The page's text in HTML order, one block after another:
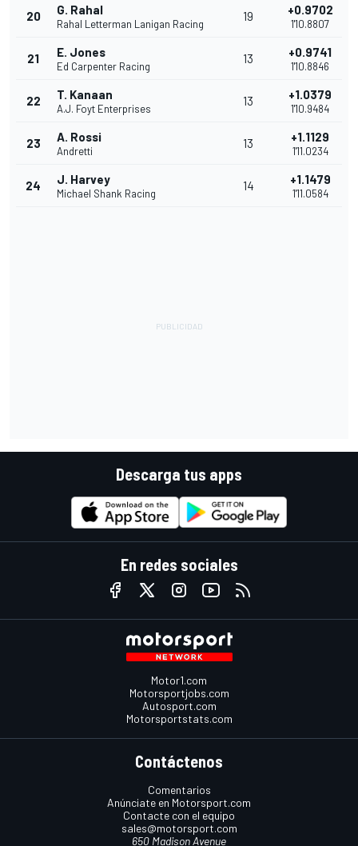
20 G. Rahal
Rahal Letterman Lanigan Racing
19 +0.9702
1'10.8807
21 E. Jones
Ed Carpenter Racing
13 +0.9741
1'10.8846
22 T. Kanaan
A.J. Foyt Enterprises
13 +1.0379
1'10.9484
23 A. Rossi
Andretti
13 +1.1129
1'11.0234
24 J. Harvey
Michael Shank Racing
14 +1.1479
1'11.0584
Descarga tus apps
En redes sociales
Motor1.com
Motorsportjobs.com
Autosport.com
Motorsportstats.com
Contáctenos
Comentarios
Anúnciate en Motorsport.com
Contacte con el equipo
sales@motorsport.com
650 Madison Avenue